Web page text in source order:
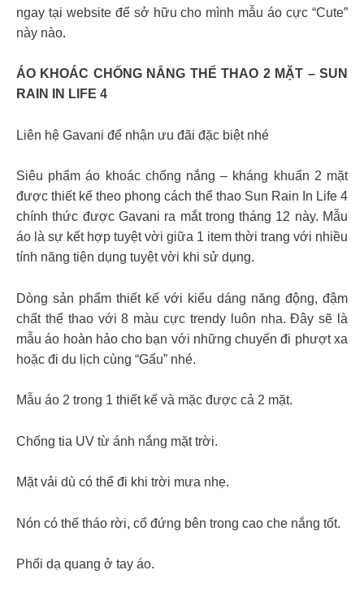
ngay tại website để sở hữu cho mình mẫu áo cực “Cute”
này nào.
ÁO KHOÁC CHỐNG NẮNG THỂ THAO 2 MẶT – SUN
RAIN IN LIFE 4
Liên hệ Gavani để nhận ưu đãi đặc biệt nhé
Siêu phẩm áo khoác chống nắng – kháng khuẩn 2 mặt
được thiết kế theo phong cách thể thao Sun Rain In Life 4
chính thức được Gavani ra mắt trong tháng 12 này. Mẫu
áo là sự kết hợp tuyệt vời giữa 1 item thời trang với nhiều
tính năng tiện dụng tuyệt vời khi sử dụng.
Dòng sản phẩm thiết kế với kiểu dáng năng động, đậm
chất thể thao với 8 màu cực trendy luôn nha. Đây sẽ là
mẫu áo hoàn hảo cho bạn với những chuyến đi phượt xa
hoặc đi du lịch cùng “Gấu” nhé.
Mẫu áo 2 trong 1 thiết kế và mặc được cả 2 mặt.
Chống tia UV từ ánh nắng mặt trời.
Mặt vải dù có thể đi khi trời mưa nhẹ.
Nón có thế tháo rời, cổ đứng bên trong cao che nắng tốt.
Phối dạ quang ở tay áo.